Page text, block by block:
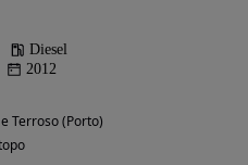
Diesel
2012
Terroso (Porto)